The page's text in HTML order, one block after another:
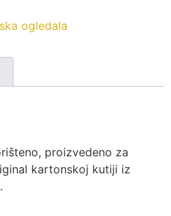
ogledala
proizvedeno za
kartonskoj kutiji iz